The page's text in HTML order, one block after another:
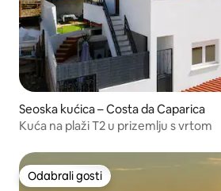
Seoska kućica – Costa da Caparica
Kuća na plaži T2 u prizemlju s vrtom
Odabrali gosti
Odabrali gosti